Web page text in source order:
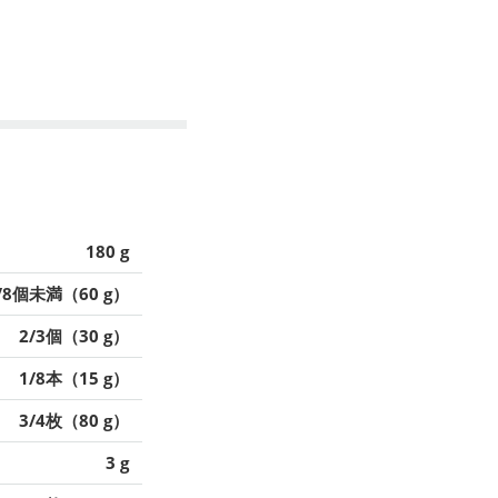
180 g
個未満（60 g）
2/3個（30 g）
1/8本（15 g）
3/4枚（80 g）
3 g